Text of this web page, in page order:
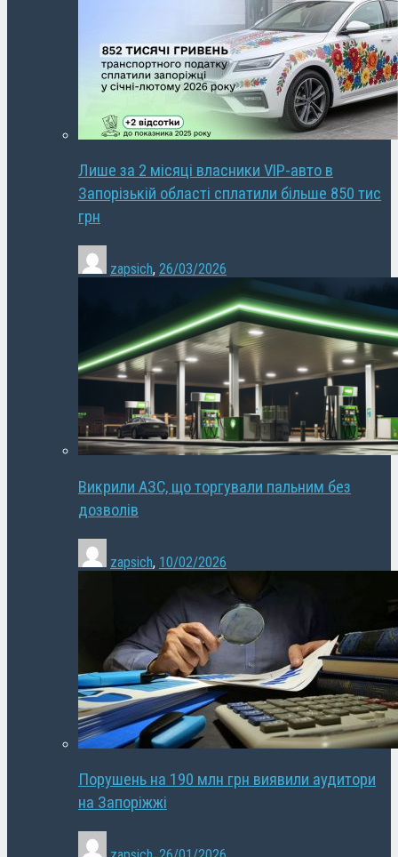
Лише за 2 місяці власники VIP-авто в
Запорізькій області сплатили більше 850 тис
грн
zapsich, 26/03/2026
Викрили АЗС, що торгували пальним без
дозволів
zapsich, 10/02/2026
Порушень на 190 млн грн виявили аудитори
на Запоріжжі